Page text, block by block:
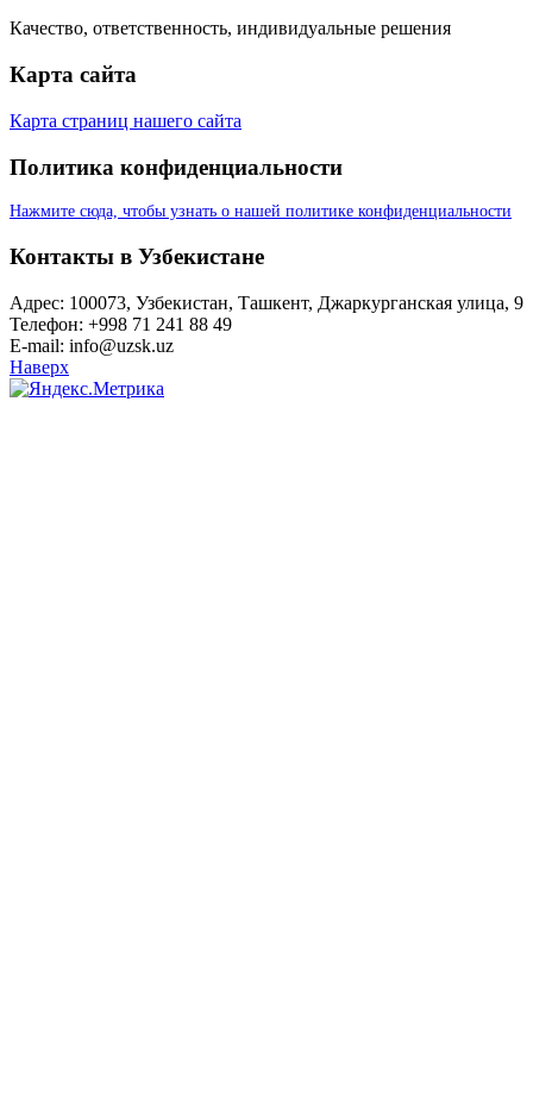
Качество, ответственность, индивидуальные решения
Карта сайта
Карта страниц нашего сайта
Политика конфиденциальности
Нажмите сюда, чтобы узнать о нашей политике конфиденциальности
Контакты в Узбекистане
Адрес: 100073, Узбекистан, Ташкент, Джаркурганская улица, 9
Телефон: +998 71 241 88 49
E-mail: info@uzsk.uz
Наверх